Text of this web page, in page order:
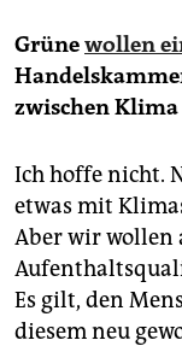
Grünewollen
zwischen
Ich hoffe nicht.
etwas mit
Aber wir wollen
Es gilt, den
diesem neu